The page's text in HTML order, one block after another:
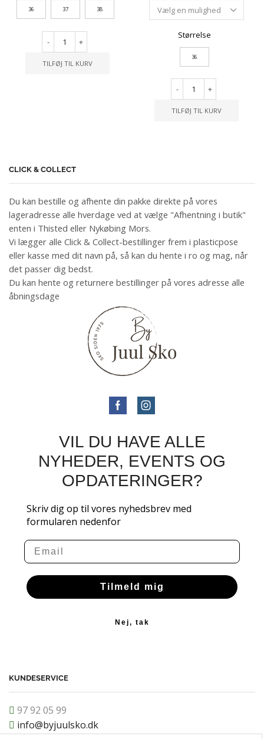
36 37 38
- +
TILFØJ TIL KURV
Størrelse
36
- +
TILFØJ TIL KURV
CLICK & COLLECT
Du kan bestille og afhente din pakke direkte på vores
lageradresse alle hverdage ved at vælge "Afhentning i butik"
enten i Thisted eller Nykøbing Mors.
Vi lægger alle Click & Collect-bestillinger frem i plasticpose
eller kasse med dit navn på, så kan du hente i ro og mag, når
det passer dig bedst.
Du kan hente og returnere bestillinger på vores adresse alle
åbningsdage
VIL DU HAVE ALLE
NYHEDER, EVENTS OG
OPDATERINGER?
Skriv dig op til vores nyhedsbrev med
formularen nedenfor
Email
Tilmeld mig
Nej, tak
KUNDESERVICE
97 92 05 99
info@byjuulsko.dk